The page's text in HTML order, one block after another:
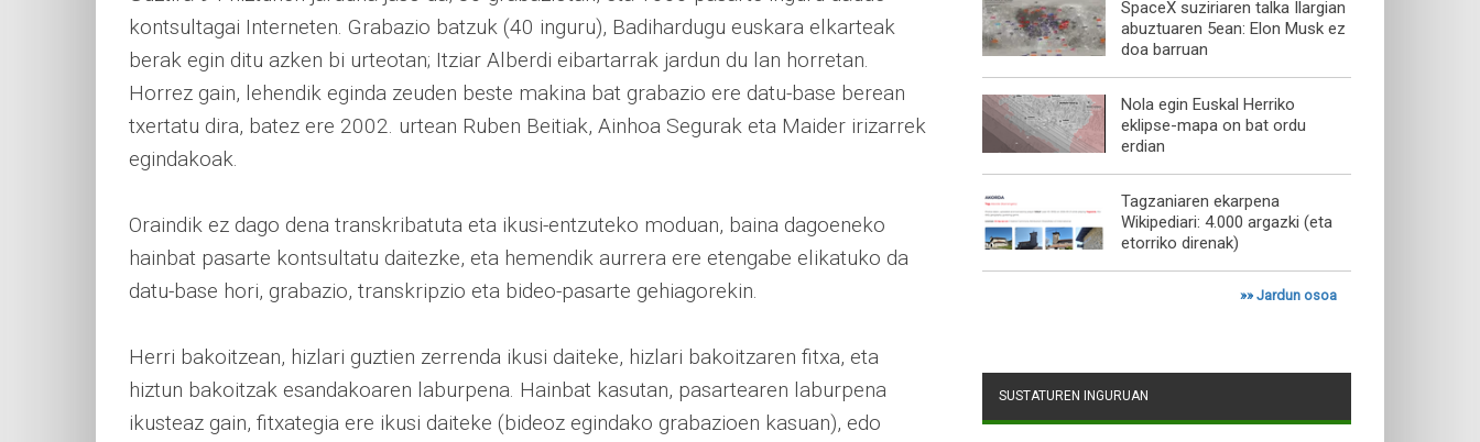
kontsultagai Interneten. Grabazio batzuk (40 inguru), Badihardugu euskara elkarteak
berak egin ditu azken bi urteotan; Itziar Alberdi eibartarrak jardun du lan horretan.
Horrez gain, lehendik eginda zeuden beste makina bat grabazio ere datu-base berean
txertatu dira, batez ere 2002. urtean Ruben Beitiak, Ainhoa Segurak eta Maider irizarrek
egindakoak.
Oraindik ez dago dena transkribatuta eta ikusi-entzuteko moduan, baina dagoeneko
hainbat pasarte kontsultatu daitezke, eta hemendik aurrera ere etengabe elikatuko da
datu-base hori, grabazio, transkripzio eta bideo-pasarte gehiagorekin.
Herri bakoitzean, hizlari guztien zerrenda ikusi daiteke, hizlari bakoitzaren fitxa, eta
hiztun bakoitzak esandakoaren laburpena. Hainbat kasutan, pasartearen laburpena
ikusteaz gain, fitxategia ere ikusi daiteke (bideoz egindako grabazioen kasuan), edo
SpaceX suziriaren talka Ilargian
abuztuaren 5ean: Elon Musk ez
doa barruan
Nola egin Euskal Herriko
eklipse-mapa on bat ordu
erdian
Tagzaniaren ekarpena
Wikipediari: 4.000 argazki (eta
etorriko direnak)
»»Jardun osoa
SUSTATUREN INGURUAN